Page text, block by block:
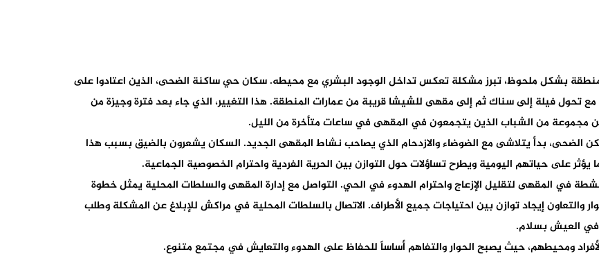
المنطقة بشكل ملحوظ، تبرز مشكلة تعكس تداخل الوجود البشري مع محيطه. سكان حي ساكنة الضحى، الذين اعتادوا على
تحول فيلة إلى سناك ثم إلى مقهى للشيشا قريبة من عمارات المنطقة. هذا التغيير، الذي جاء بعد فترة وجيزة من
عن مجموعة من الشباب الذين يتجمعون في المقهى في ساعات متأخرة من الليل.
الضحى، بدأ يتلاشى مع الضوضاء والازدحام الذي يصاحب نشاط المقهى الجديد. السكان يشعرون بالضيق بسبب هذا
على حياتهم اليومية ويطرح تساؤلات حول التوازن بين الحرية الفردية واحترام الخصوصية الجماعية.
في المقهى لتقليل الإزعاج واحترام الهدوء في الحي. التواصل مع إدارة المقهى والسلطات المحلية يمثل خطوة
والتعاون إيجاد توازن بين احتياجات جميع الأطراف. الاتصال بالسلطات المحلية في مراكش للإبلاغ عن المشكلة وطلب
في العيش بسلام.
ومحيطهم، حيث يصبح الحوار والتفاهم أساساً للحفاظ على الهدوء والتعايش في مجتمع متنوع.